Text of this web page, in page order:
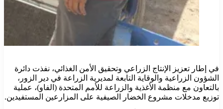
في إطار تعزيز الإنتاج الزراعي وتحقيق الأمن الغذائي، نفذت دائرة
الشؤون الزراعية والوقاية التابعة لمديرية الزراعة في دير الزور،
بالتعاون مع منظمة الأغذية والزراعة للأمم المتحدة (الفاو)، عملية
توزيع مدخلات مشروع الخضار الصيفية على المزارعين المستفيدين.